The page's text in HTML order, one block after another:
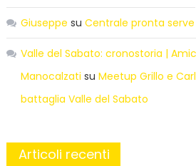
Giuseppe su Centrale pronta serve
Valle del Sabato: cronostoria |
Manocalzati su Meetup Grillo e
battaglia Valle del Sabato
Articoli recenti